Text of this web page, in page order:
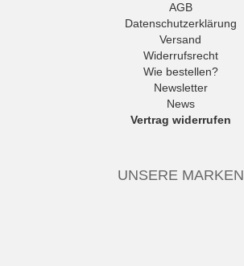
AGB
Datenschutzerklärung
Versand
Widerrufsrecht
Wie bestellen?
Newsletter
News
Vertrag widerrufen
UNSERE MARKEN